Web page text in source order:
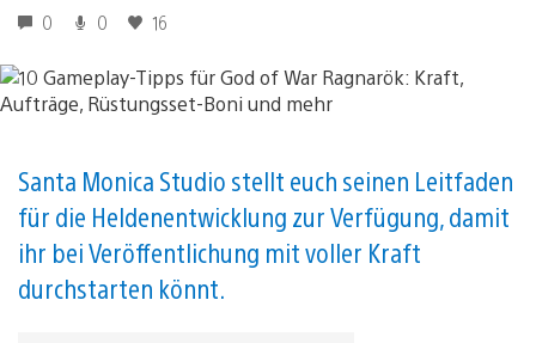
0 0 16
Santa Monica Studio stellt euch seinen Leitfaden
für die Heldenentwicklung zur Verfügung, damit
ihr bei Veröffentlichung mit voller Kraft
durchstarten könnt.